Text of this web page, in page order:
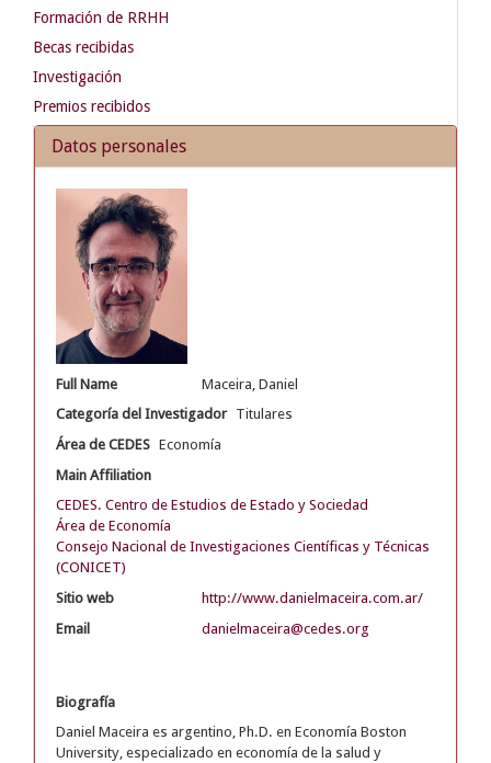
Formación de RRHH
Becas recibidas
Investigación
Premios recibidos
Datos personales
Full Name
Maceira, Daniel
Categoría del Investigador Titulares
Área de CEDES Economía
Main Affiliation
CEDES. Centro de Estudios de Estado y Sociedad
Área de Economía
Consejo Nacional de Investigaciones Científicas y Técnicas
(CONICET)
Sitio web
http://www.danielmaceira.com.ar/
Email
danielmaceira@cedes.org
Biografía
Daniel Maceira es argentino, Ph.D. en Economía Boston
University, especializado en economía de la salud y